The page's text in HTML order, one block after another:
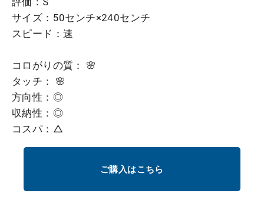
サイズ：50センチ×240センチ
スピード：速
コロがりの質： 🌸
タッチ： 🌸
方向性：◎
収納性：◎
コスパ：△
ご購入はこちら